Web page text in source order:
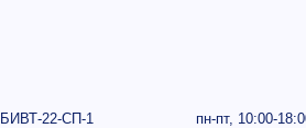
БИВТ-22-СП-1 пн-пт, 10:00-